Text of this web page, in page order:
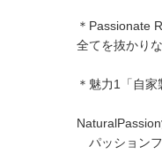
＊Passionate
全てを抜かり
＊魅力1「自家
パッションフ